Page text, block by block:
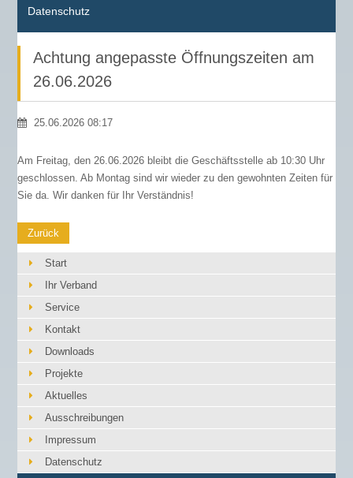
Datenschutz
Achtung angepasste Öffnungszeiten am
26.06.2026
25.06.2026 08:17
Am Freitag, den 26.06.2026 bleibt die Geschäftsstelle ab 10:30 Uhr
geschlossen. Ab Montag sind wir wieder zu den gewohnten Zeiten für
Sie da. Wir danken für Ihr Verständnis!
Zurück
Start
Ihr Verband
Service
Kontakt
Downloads
Projekte
Aktuelles
Ausschreibungen
Impressum
Datenschutz